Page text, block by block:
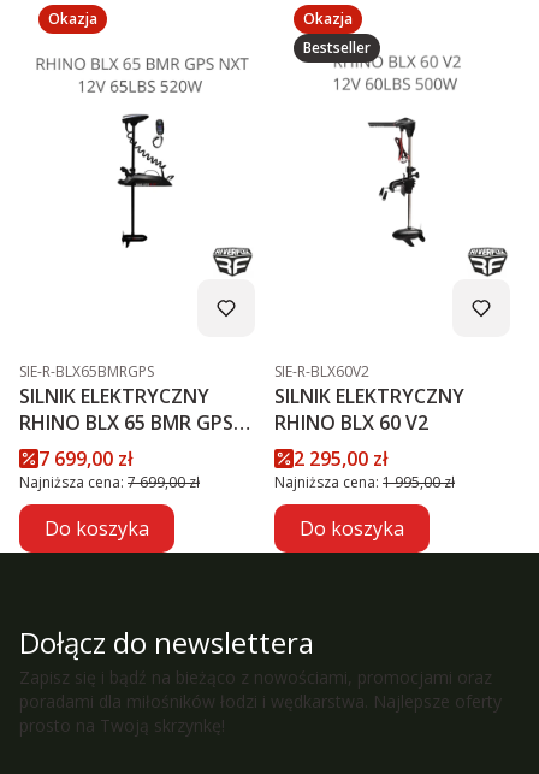
Okazja
Kod produktu
SIE-R-BLX65BMRGPS
SILNIK ELEKTRYCZNY
RHINO BLX 65 BMR GPS
NXTCena promocyjna
7 699,00 zł
Najniższa cena: 7 699,00 zł
Do koszyka
Okazja
Bestseller
Kod produktu
SIE-R-BLX60V2
SILNIK ELEKTRYCZNY
RHINO BLX 60 V2
Cena promocyjna
2 295,00 zł
Najniższa cena: 1 995,00 zł
Do koszyka
Dołącz do newslettera
Zapisz się i bądź na bieżąco z nowościami, promocjami oraz
poradami dla miłośników łodzi i wędkarstwa. Najlepsze oferty
prosto na Twoją skrzynkę!